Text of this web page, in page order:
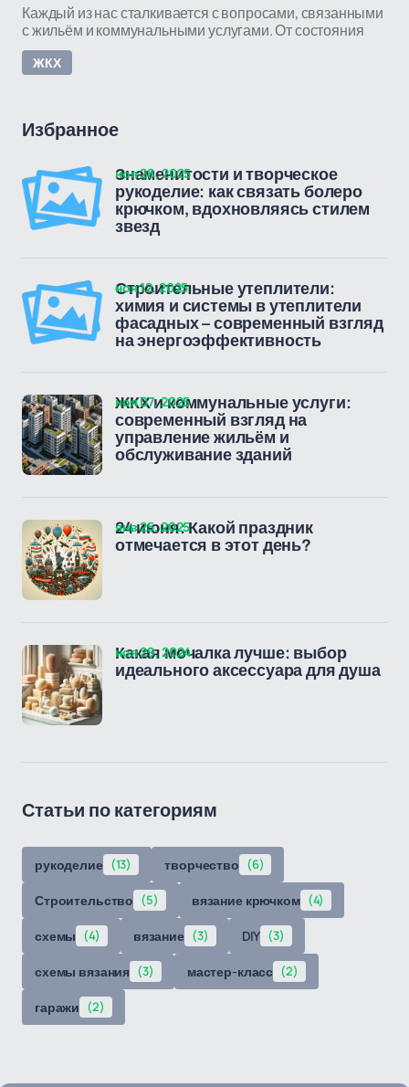
Каждый из нас сталкивается с вопросами, связанными
с жильём и коммунальными услугами. От состояния
ЖКХ
Избранное
Знаменитости и творческое
рукоделие: как связать болеро
крючком, вдохновляясь стилем
звезд
ноя 28, 2025
Строительные утеплители:
химия и системы в утеплители
фасадных – современный взгляд
на энергоэффективность
ноя 12, 2025
ЖКХ и коммунальные услуги:
современный взгляд на
управление жильём и
обслуживание зданий
ноя 07, 2025
24 июня: Какой праздник
отмечается в этот день?
янв 25, 2025
Какая мочалка лучше: выбор
идеального аксессуара для душа
ноя 29, 2024
Статьи по категориям
рукоделие (13) творчество (6)
Строительство (5) вязание крючком (4)
схемы (4) вязание (3) DIY (3)
схемы вязания (3) мастер-класс (2)
гаражи (2)